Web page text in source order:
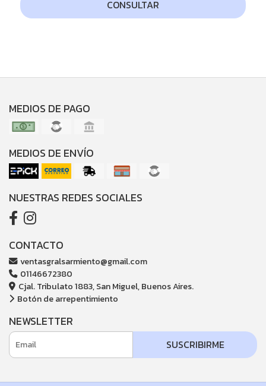
CONSULTAR
MEDIOS DE PAGO
MEDIOS DE ENVÍO
NUESTRAS REDES SOCIALES
CONTACTO
ventasgralsarmiento@gmail.com
01146672380
Cjal. Tribulato 1883, San Miguel, Buenos Aires.
Botón de arrepentimiento
NEWSLETTER
SUSCRIBIRME